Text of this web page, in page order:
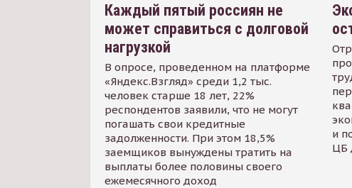
Каждый пятый россиян не
может справиться с долговой
нагрузкой
В опросе, проведенном на платформе
«Яндекс.Взгляд» среди 1,2 тыс.
человек старше 18 лет, 22%
респондентов заявили, что не могут
погашать свои кредитные
задолженности. При этом 18,5%
заемщиков вынуждены тратить на
выплаты более половины своего
ежемесячного доход
и
ЦБ